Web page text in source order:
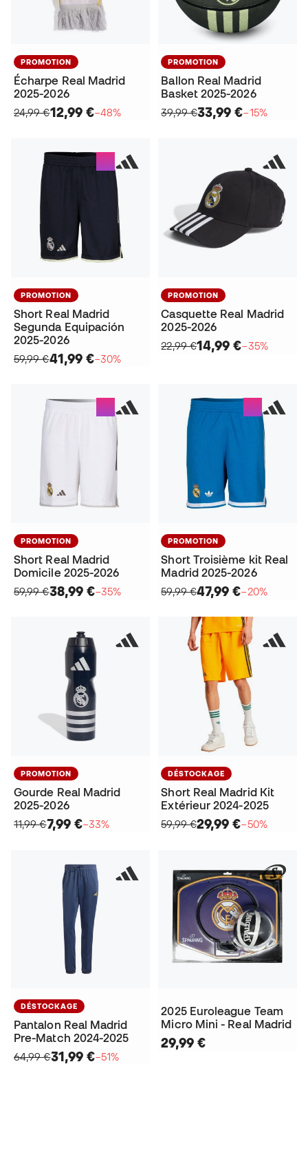
PROMOTION
Écharpe Real Madrid
2025-2026
24,99 €12,99 €−48%
PROMOTION
Ballon Real Madrid
Basket 2025-2026
39,99 €33,99 €−15%
PROMOTION
Short Real Madrid
Segunda Equipación
2025-2026
59,99 €41,99 €−30%
PROMOTION
Casquette Real Madrid
2025-2026
22,99 €14,99 €−35%
PROMOTION
Short Real Madrid
Domicile 2025-2026
59,99 €38,99 €−35%
PROMOTION
Short Troisième kit Real
Madrid 2025-2026
59,99 €47,99 €−20%
PROMOTION
Gourde Real Madrid
2025-2026
11,99 €7,99 €−33%
DÉSTOCKAGE
Short Real Madrid Kit
Extérieur 2024-2025
59,99 €29,99 €−50%
DÉSTOCKAGE
Pantalon Real Madrid
Pre-Match 2024-2025
64,99 €31,99 €−51%
2025 Euroleague Team
Micro Mini - Real Madrid
29,99 €